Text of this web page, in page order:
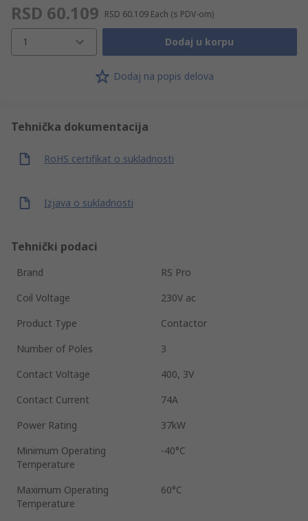
RSD 60.109 RSD 60.109 Each (s PDV-om)
1 Dodaj u korpu
Dodaj na popis delova
Tehnička dokumentacija
RoHS certifikat o sukladnosti
Izjava o sukladnosti
Tehnički podaci
Brand
RS Pro
Coil Voltage
230V ac
Product Type
Contactor
Number of Poles
3
Contact Voltage
400, 3V
Contact Current
74A
Power Rating
37kW
Minimum Operating
Temperature
-40°C
Maximum Operating
Temperature
60°C